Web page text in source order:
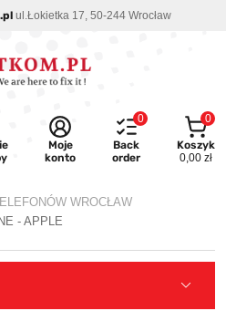
ul.Łokietka 17, 50-244 Wrocław
Moje
konto
0
Back
order
0
Koszyk
0,00 zł
WROCŁAW
- APPLE